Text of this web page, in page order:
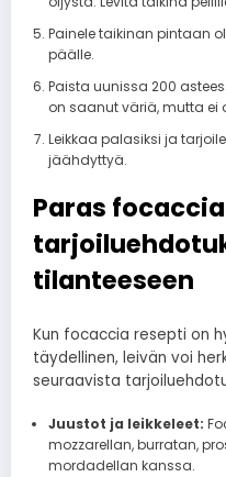
Painele taikinan pintaan
päälle.
Paista uunissa 200
on saanut väriä, mutta ei
Leikkaa palasiksi ja
jäähdyttyä.
Paras
tilanteeseen
Kun focaccia resepti on
täydellinen, leivän voi
seuraavista
Juustot ja leikkeleet:
mozzarellan, burratan,
mordadellan kanssa.